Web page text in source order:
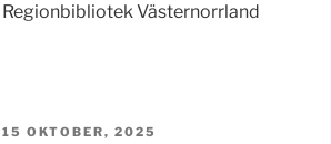
Regionbibliotek Västernorrland
PUBLICERAT
15 OKTOBER, 2025